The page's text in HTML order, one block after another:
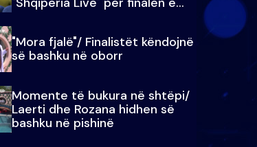
madhe
"Mora fjalë"/ Finalistët këndojnë
së bashku në oborr
Momente të bukura në shtëpi/
Laerti dhe Rozana hidhen së
bashku në pishinë